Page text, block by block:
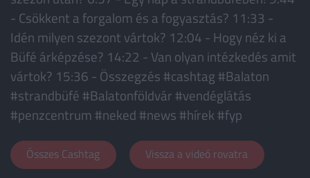
- Csökkent a forgalom és a fogyasztás? 11:33 -
Idén milyen szezont vártok? 12:04 - Hogy néz ki a
Büfé árképzése? 14:22 - Van olyan intézkedés amit
vártok? 15:36 - Összegzés #cashtag #Balaton
#strandbüfé #Balatonföldvár #vendéglátás
#penzcentrum #neked #news #hírek #fyp ‍‍‍
Összes Cashtag Vissza a videó rovatra